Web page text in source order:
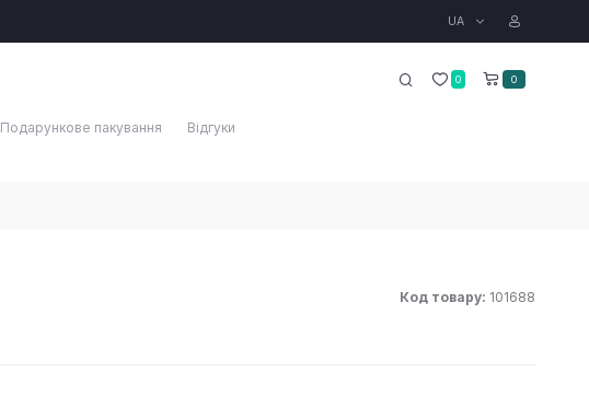
UA
0 0
Подарункове пакування Відгуки
Код товару: 101688